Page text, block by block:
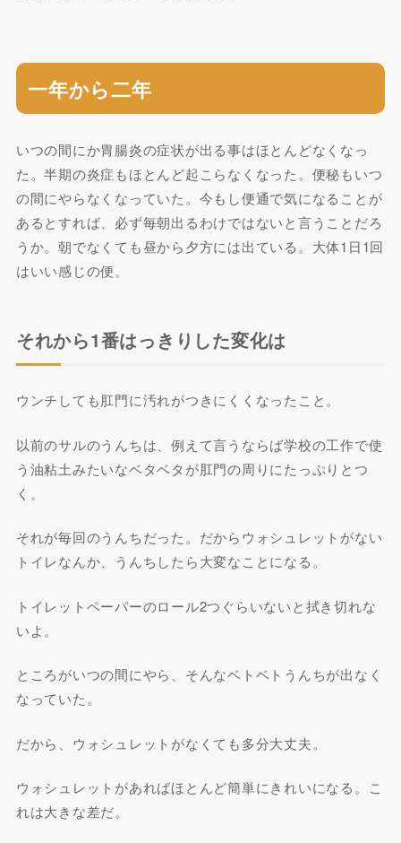
一年から二年
いつの間にか胃腸炎の症状が出る事はほとんどなくなっ
た。半期の炎症もほとんど起こらなくなった。便秘もいつ
の間にやらなくなっていた。今もし便通で気になることが
あるとすれば、必ず毎朝出るわけではないと言うことだろ
うか。朝でなくても昼から夕方には出ている。大体1日1回
はいい感じの便。
それから1番はっきりした変化は
ウンチしても肛門に汚れがつきにくくなったこと。
以前のサルのうんちは、例えて言うならば学校の工作で使
う油粘土みたいなベタベタが肛門の周りにたっぷりとつ
く。
それが毎回のうんちだった。だからウォシュレットがない
トイレなんか、うんちしたら大変なことになる。
トイレットペーパーのロール2つぐらいないと拭き切れな
いよ。
ところがいつの間にやら、そんなベトベトうんちが出なく
なっていた。
だから、ウォシュレットがなくても多分大丈夫。
ウォシュレットがあればほとんど簡単にきれいになる。こ
れは大きな差だ。